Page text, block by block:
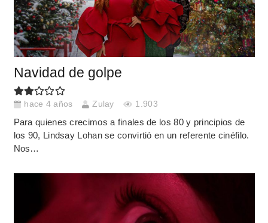
Navidad de golpe
hace 4 años Zulay 1.903
Para quienes crecimos a finales de los 80 y principios de
los 90, Lindsay Lohan se convirtió en un referente cinéfilo.
Nos…